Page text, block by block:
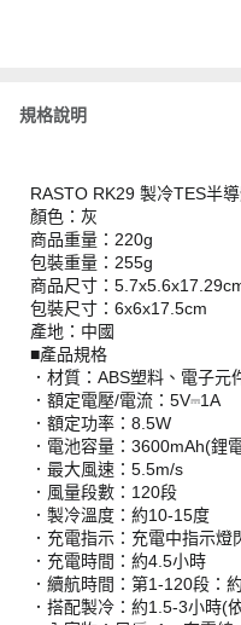
規格說明
RASTO RK29 製冷TES半
顏色：灰
商品重量：220g
包裝重量：255g
商品尺寸：
包裝尺寸：6x6x17.5cm
產地：中國
■產品規格
．材質：ABS塑料、電子元
．額定電壓/電流：5V⎓1A
．額定功率：8.5W
．電池容量：3600mAh(鋰
．最大風速：5.5m/s
．風量段數：120段
．製冷溫度：約10-15度
．充電指示：充電中指示
．充電時間：約4.5小時
．續航時間：第1-120段：
．搭配製冷：約1.5-3小